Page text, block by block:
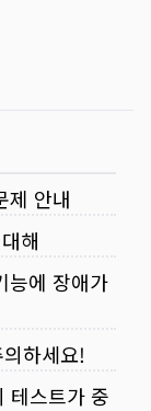
제 안내
해
능에 장애가
하세요!
스트가 중